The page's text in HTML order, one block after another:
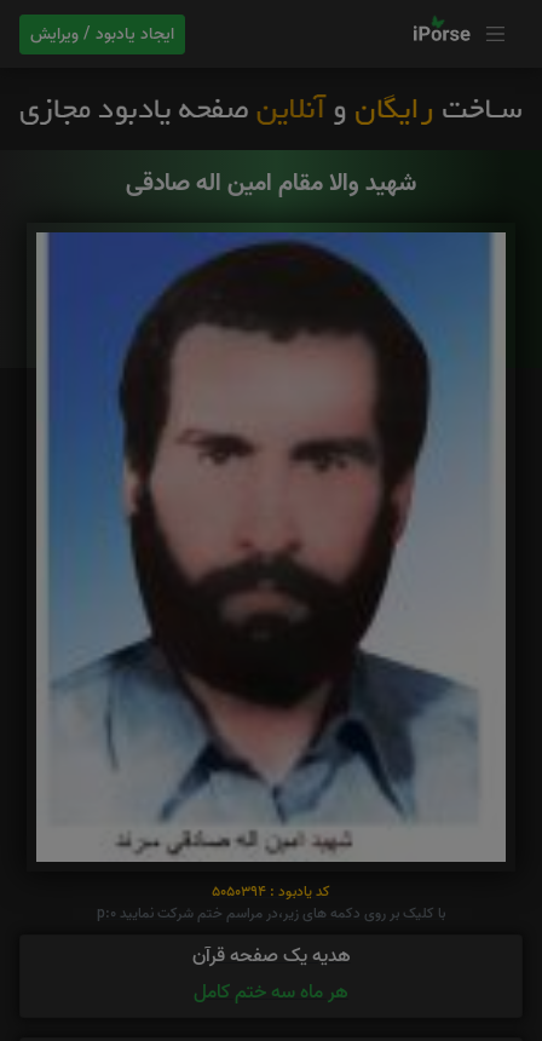
ایجاد یادبود / ویرایش
شهید والا مقام امین اله صادقی
کد یادبود : 5050394
با کلیک بر روی دکمه های زیر،در مراسم ختم شرکت نمایید p:0
هدیه یک صفحه قرآن
هر ماه سه ختم کامل